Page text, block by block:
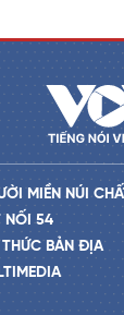
MIỀN NÚI
NỐI 54
BẢN ĐỊA